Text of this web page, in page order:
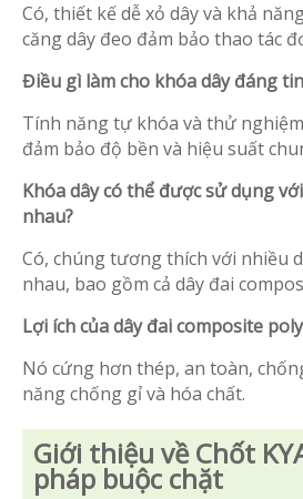
Có, thiết kế dễ xỏ dây và khả
căng dây đeo đảm bảo thao tác
Điều gì làm cho khóa dây đáng
Tính năng tự khóa và thử nghiệm
đảm bảo độ bền và hiệu suất
Khóa dây có thể được sử dụng
nhau?
Có, chúng tương thích với nhiều
nhau, bao gồm cả dây đai
Lợi ích của dây đai composite
Nó cứng hơn thép, an toàn,
năng chống gỉ và hóa chất.
Giới thiệu về Chốt
pháp buộc chặt